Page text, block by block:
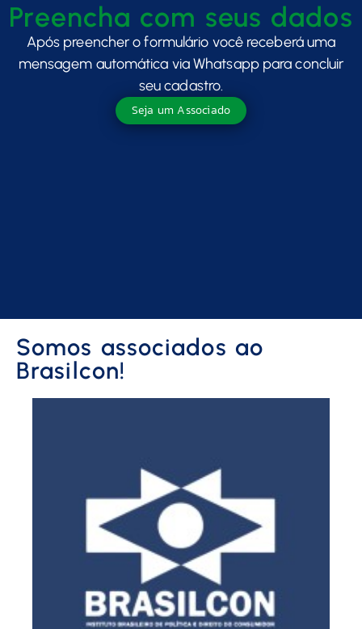
Preencha com seus dados
Após preencher o formulário você receberá uma
mensagem automática via Whatsapp para concluir
seu cadastro.
Seja um Associado
Somos associados ao
Brasilcon!